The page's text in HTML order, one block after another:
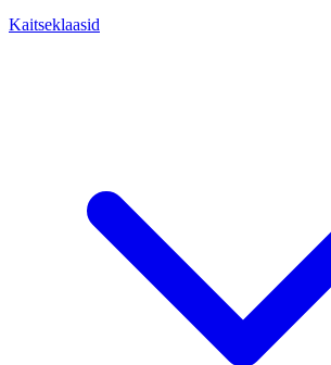
Kaitseklaasid